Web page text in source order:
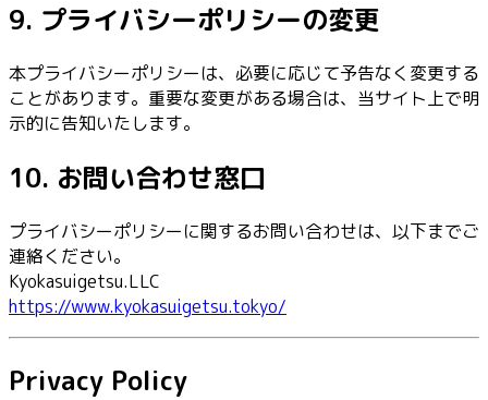
9. プライバシーポリシーの変更
本プライバシーポリシーは、必要に応じて予告なく変更する
ことがあります。重要な変更がある場合は、当サイト上で明
示的に告知いたします。
10. お問い合わせ窓口
プライバシーポリシーに関するお問い合わせは、以下までご
連絡ください。
Kyokasuigetsu.LLC
https://www.kyokasuigetsu.tokyo/
Privacy Policy